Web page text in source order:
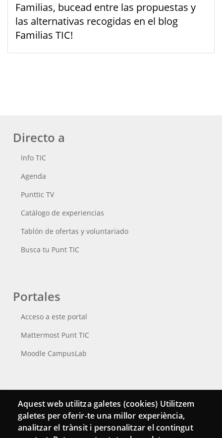
Familias, bucead entre las propuestas y
las alternativas recogidas en el blog
Familias TIC!
Directo a
Info TIC
Agenda
Punttic TV
Catálogo de experiencias
Tablón de ofertas y voluntariado
Busca tu Punt TIC
Portales
Acceso a este portal
Mattermost Punt TIC
Moodle CampusLab
Conecta
Contacto
Aquest web utilitza galetes (cookies) Utilitzem
galetes per oferir-te una millor experiència,
analitzar el trànsit i personalitzar el contingut